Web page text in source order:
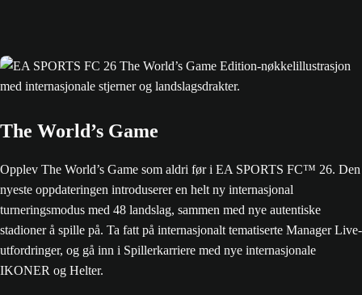
The World’s Game
Opplev The World’s Game som aldri før i EA SPORTS FC™ 26. Den
nyeste oppdateringen introduserer en helt ny internasjonal
turneringsmodus med 48 landslag, sammen med nye autentiske
stadioner å spille på. Ta fatt på internasjonalt tematiserte Manager Live-
utfordringer, og gå inn i Spillerkarriere med nye internasjonale
IKONER og Helter.